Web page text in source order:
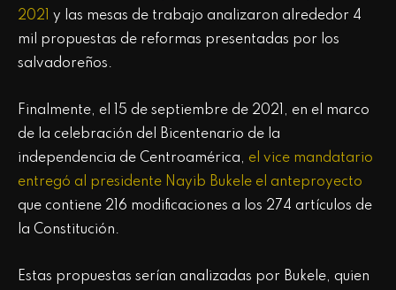
2021
y las mesas de trabajo analizaron alrededor 4
mil propuestas de reformas presentadas por los
salvadoreños.
Finalmente, el 15 de septiembre de 2021, en el marco
de la celebración del Bicentenario de la
independencia de Centroamérica, el vice mandatario
entregó al presidente Nayib Bukele el anteproyecto
que contiene 216 modificaciones a los 274 artículos de
la Constitución.
Estas propuestas serían analizadas por Bukele, quien